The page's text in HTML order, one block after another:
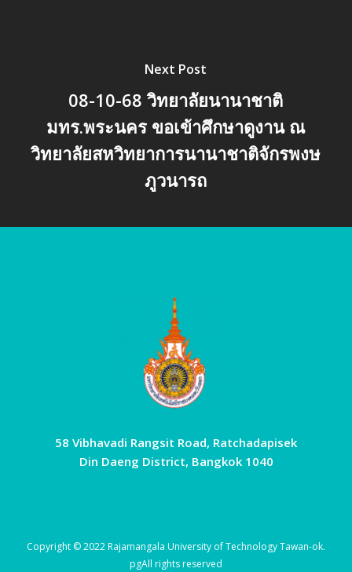
Next Post
08-10-68 วิทยาลัยนานาชาติ
มทร.พระนคร ขอเข้าศึกษาดูงาน ณ
วิทยาลัยสหวิทยาการนานาชาติจักรพงษ
ภูวนารถ
58 Vibhavadi Rangsit Road, Ratchadapisek
Din Daeng District, Bangkok 1040
Copyright © 2022 Rajamangala University of Technology Tawan-ok.
pgAll rights reserved